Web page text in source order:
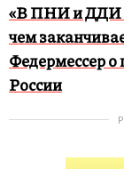
«В ПНИ и ДДИ
чем
Федермессер о
России